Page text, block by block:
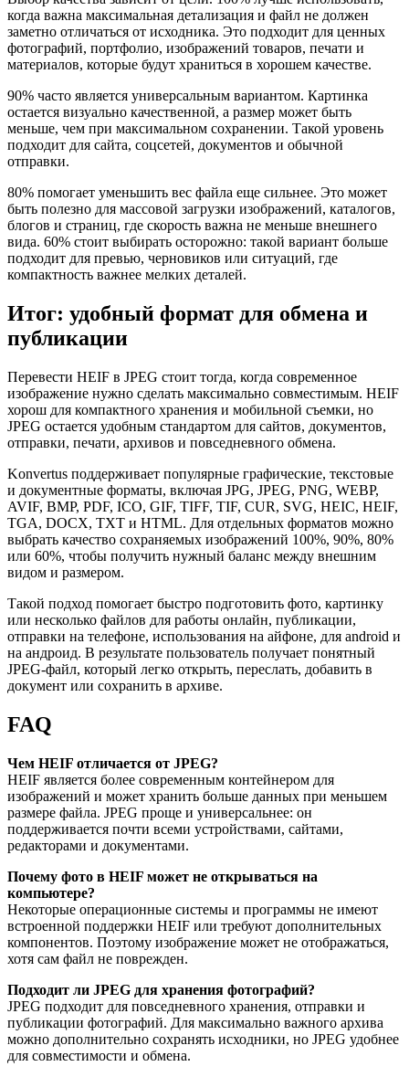
когда важна максимальная детализация и файл не должен
заметно отличаться от исходника. Это подходит для ценных
фотографий, портфолио, изображений товаров, печати и
материалов, которые будут храниться в хорошем качестве.
90% часто является универсальным вариантом. Картинка
остается визуально качественной, а размер может быть
меньше, чем при максимальном сохранении. Такой уровень
подходит для сайта, соцсетей, документов и обычной
отправки.
80% помогает уменьшить вес файла еще сильнее. Это может
быть полезно для массовой загрузки изображений, каталогов,
блогов и страниц, где скорость важна не меньше внешнего
вида. 60% стоит выбирать осторожно: такой вариант больше
подходит для превью, черновиков или ситуаций, где
компактность важнее мелких деталей.
Итог: удобный формат для обмена и
публикации
Перевести HEIF в JPEG стоит тогда, когда современное
изображение нужно сделать максимально совместимым. HEIF
хорош для компактного хранения и мобильной съемки, но
JPEG остается удобным стандартом для сайтов, документов,
отправки, печати, архивов и повседневного обмена.
Konvertus поддерживает популярные графические, текстовые
и документные форматы, включая JPG, JPEG, PNG, WEBP,
AVIF, BMP, PDF, ICO, GIF, TIFF, TIF, CUR, SVG, HEIC, HEIF,
TGA, DOCX, TXT и HTML. Для отдельных форматов можно
выбрать качество сохраняемых изображений 100%, 90%, 80%
или 60%, чтобы получить нужный баланс между внешним
видом и размером.
Такой подход помогает быстро подготовить фото, картинку
или несколько файлов для работы онлайн, публикации,
отправки на телефоне, использования на айфоне, для android и
на андроид. В результате пользователь получает понятный
JPEG-файл, который легко открыть, переслать, добавить в
документ или сохранить в архиве.
FAQ
Чем HEIF отличается от JPEG?
HEIF является более современным контейнером для
изображений и может хранить больше данных при меньшем
размере файла. JPEG проще и универсальнее: он
поддерживается почти всеми устройствами, сайтами,
редакторами и документами.
Почему фото в HEIF может не открываться на
компьютере?
Некоторые операционные системы и программы не имеют
встроенной поддержки HEIF или требуют дополнительных
компонентов. Поэтому изображение может не отображаться,
хотя сам файл не поврежден.
Подходит ли JPEG для хранения фотографий?
JPEG подходит для повседневного хранения, отправки и
публикации фотографий. Для максимально важного архива
можно дополнительно сохранять исходники, но JPEG удобнее
для совместимости и обмена.